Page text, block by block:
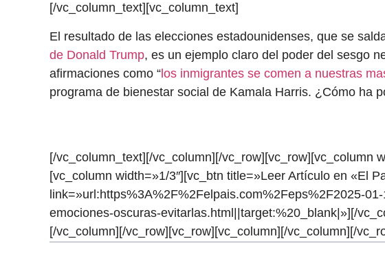
[/vc_column_text][vc_column_text]
El resultado de las elecciones estadounidenses, que se
de Donald Trump, es un ejemplo claro del poder del sesgo
afirmaciones como “los inmigrantes se comen a nuestras
programa de bienestar social de Kamala Harris. ¿Cómo ha
[/vc_column_text][/vc_column][/vc_row][vc_row][vc_column
[vc_column width=»1/3″][vc_btn title=»Leer Artículo en «El
link=»url:https%3A%2F%2Felpais.com%2Feps%2F2025-
emociones-oscuras-evitarlas.html||target:%20_blank|»][/
[/vc_column][/vc_row][vc_row][vc_column][/vc_column][/